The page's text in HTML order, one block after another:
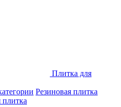
Плитка для
Резиновая плитка
плитка